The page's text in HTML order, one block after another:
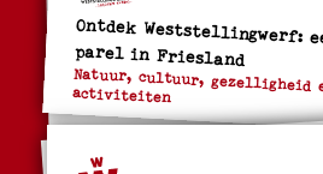
Ontdek Weststellingwerf:
parel in Friesland
Natuur, cultuur, gezelligheid
activiteiten